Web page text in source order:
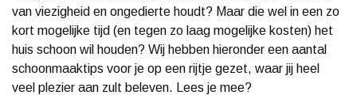
van viezigheid en ongedierte houdt? Maar die wel in een zo
kort mogelijke tijd (en tegen zo laag mogelijke kosten) het
huis schoon wil houden? Wij hebben hieronder een aantal
schoonmaaktips voor je op een rijtje gezet, waar jij heel
veel plezier aan zult beleven. Lees je mee?